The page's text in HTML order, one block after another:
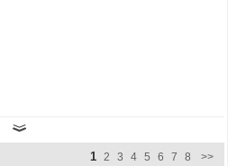
1 2 3 4 5 6 7 8 >>